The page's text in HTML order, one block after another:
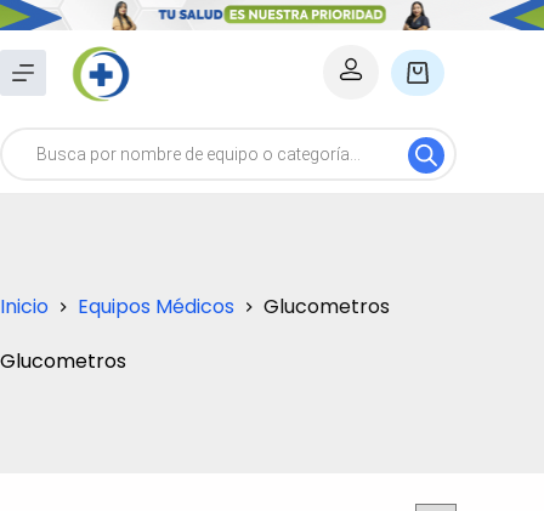
Saltar
al
contenido
Carro
compra
Inicio Equipos Médicos
Glucometros
Glucometros